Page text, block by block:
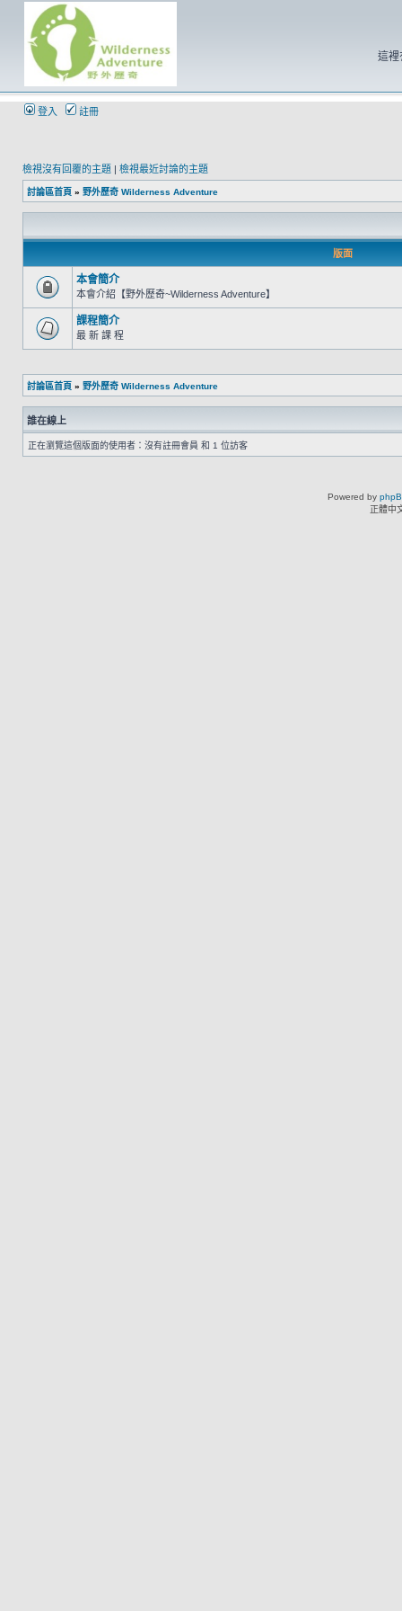
這裡
登入 註冊
檢視沒有回覆的主題 | 檢視最近討論的主題
討論區首頁 » 野外歷奇 Wilderness Adventure
版面
本會簡介
本會介紹【野外歷奇~Wilderness Adventure】
課程簡介
最 新 課 程
討論區首頁 » 野外歷奇 Wilderness Adventure
誰在線上
正在瀏覽這個版面的使用者：沒有註冊會員 和 1 位訪客
Powered by
正體中